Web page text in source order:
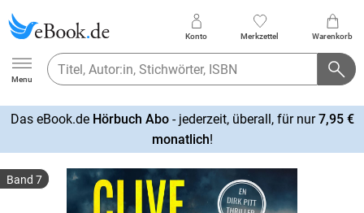
Ebook.de
Menu
Konto Merkzettel Warenkorb
Das eBook.de Hörbuch Abo- jederzeit, überall, für nur7,95 €
monatlich!
Band 7